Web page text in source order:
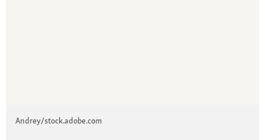
Andrey/stock.adobe.com